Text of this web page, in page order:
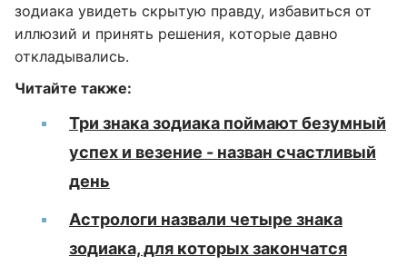
зодиака увидеть скрытую правду, избавиться от
иллюзий и принять решения, которые давно
откладывались.
Читайте также:
Три знака зодиака поймают безумный
успех и везение - назван счастливый
день
Астрологи назвали четыре знака
зодиака, для которых закончатся